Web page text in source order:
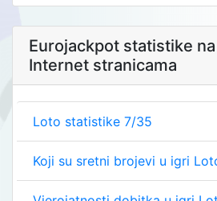
Eurojackpot statistike
Internet stranicama
Loto statistike 7/35
Koji su sretni brojevi u igri